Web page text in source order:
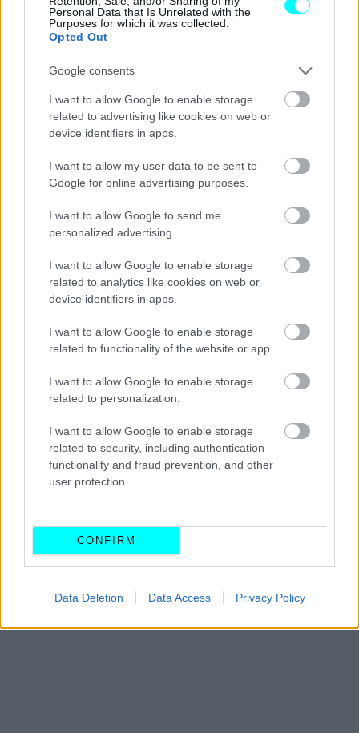
Personal Data that Is Unrelated with the
Purposes for which it was collected.
Opted Out
Google consents
I want to allow Google to enable storage
related to advertising like cookies on web or
device identifiers in apps.
I want to allow my user data to be sent to
Google for online advertising purposes.
I want to allow Google to send me
personalized advertising.
I want to allow Google to enable storage
related to analytics like cookies on web or
device identifiers in apps.
I want to allow Google to enable storage
related to functionality of the website or app.
I want to allow Google to enable storage
related to personalization.
I want to allow Google to enable storage
related to security, including authentication
functionality and fraud prevention, and other
user protection.
CONFIRM
Data Deletion Data Access Privacy Policy